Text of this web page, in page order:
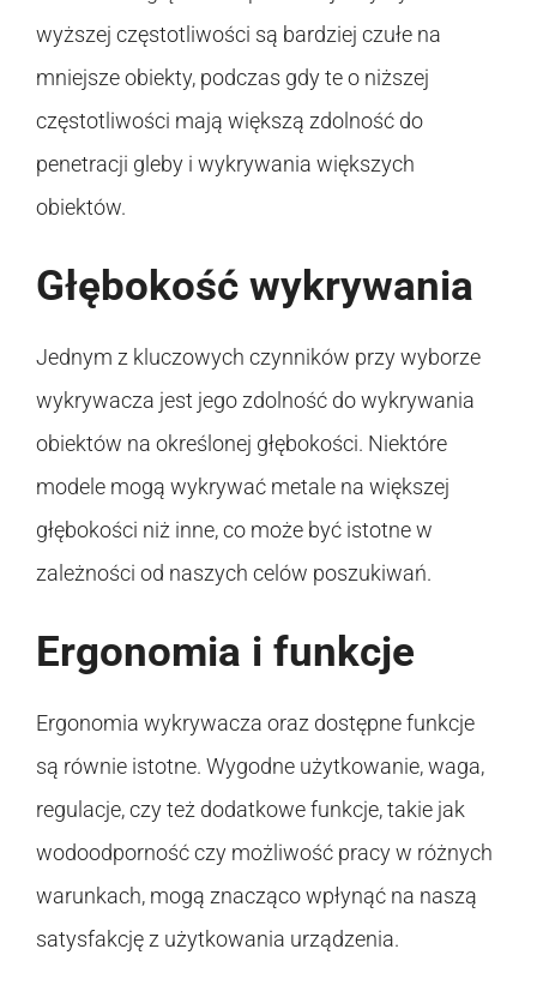
wyższej częstotliwości są bardziej czułe na
mniejsze obiekty, podczas gdy te o niższej
częstotliwości mają większą zdolność do
penetracji gleby i wykrywania większych
obiektów.
Głębokość wykrywania
Jednym z kluczowych czynników przy wyborze
wykrywacza jest jego zdolność do wykrywania
obiektów na określonej głębokości. Niektóre
modele mogą wykrywać metale na większej
głębokości niż inne, co może być istotne w
zależności od naszych celów poszukiwań.
Ergonomia i funkcje
Ergonomia wykrywacza oraz dostępne funkcje
są równie istotne. Wygodne użytkowanie, waga,
regulacje, czy też dodatkowe funkcje, takie jak
wodoodporność czy możliwość pracy w różnych
warunkach, mogą znacząco wpłynąć na naszą
satysfakcję z użytkowania urządzenia.